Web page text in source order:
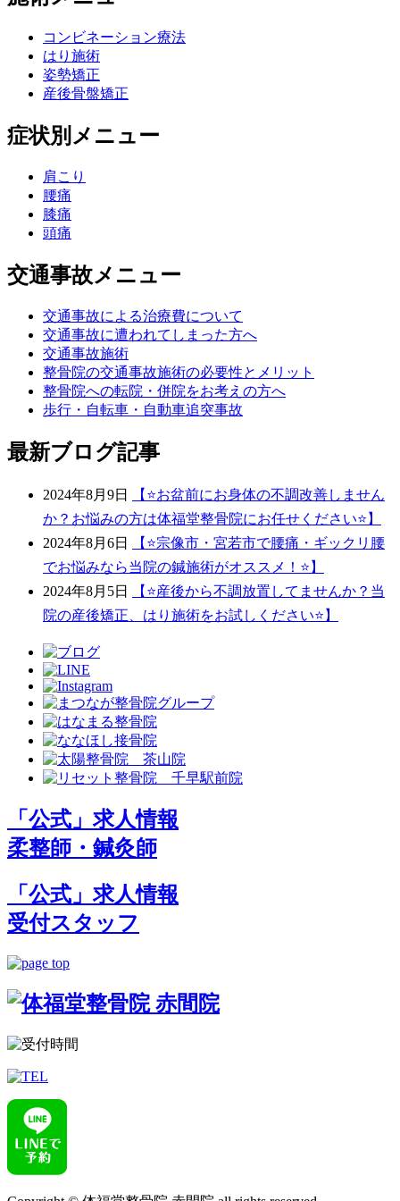
コンビネーション療法
はり施術
姿勢矯正
産後骨盤矯正
症状別メニュー
肩こり
腰痛
膝痛
頭痛
交通事故メニュー
交通事故による治療費について
交通事故に遭われてしまった方へ
交通事故施術
整骨院の交通事故施術の必要性とメリット
整骨院への転院・併院をお考えの方へ
歩行・自転車・自動車追突事故
最新ブログ記事
2024年8月9日
【⭐️お盆前にお身体の不調改善しません
か？お悩みの方は体福堂整骨院にお任せください⭐️】
2024年8月6日
【⭐宗像市・宮若市で腰痛・ギックリ腰
でお悩みなら当院の鍼施術がオススメ！⭐】
2024年8月5日
【⭐️産後から不調放置してませんか？当
院の産後矯正、はり施術をお試しください⭐️】
「公式」求人情報
柔整師・鍼灸師
「公式」求人情報
受付スタッフ